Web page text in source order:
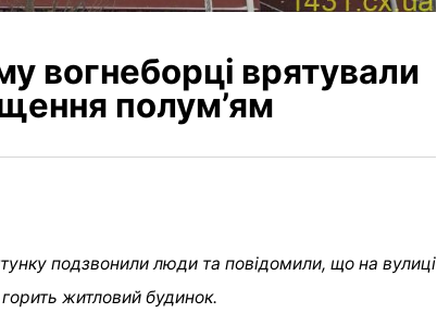
вогнеборці врятували
полум’ям
подзвонили люди та повідомили, що на вулиці
житловий будинок.